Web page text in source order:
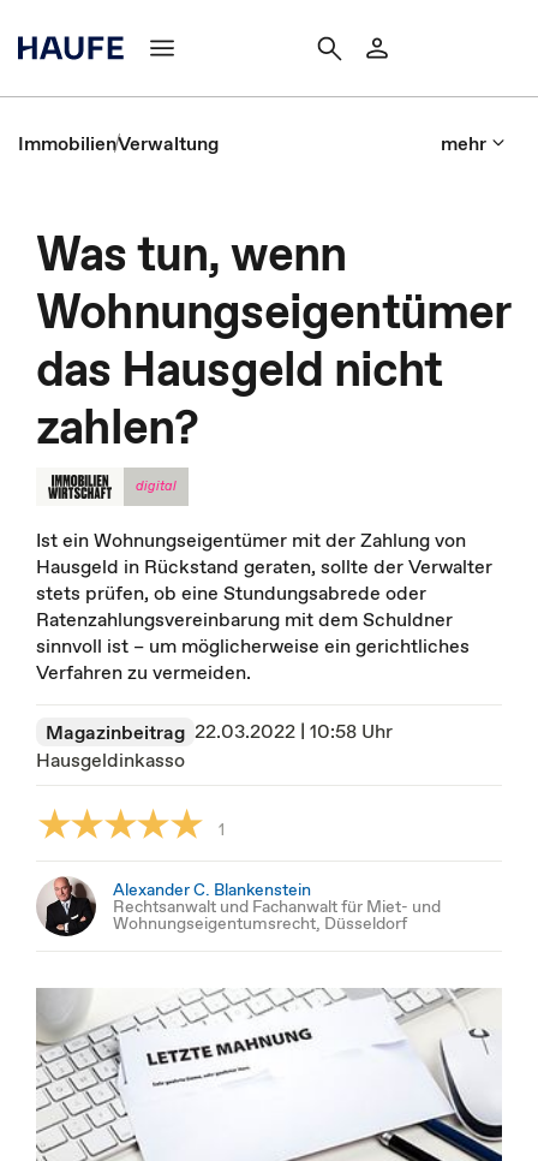
ImmobilienVerwaltung mehr
Was tun, wenn
Wohnungseigentümer
das Hausgeld nicht
zahlen?
digital
Ist ein Wohnungseigentümer mit der Zahlung von
Hausgeld in Rückstand geraten, sollte der Verwalter
stets prüfen, ob eine Stundungsabrede oder
Ratenzahlungsvereinbarung mit dem Schuldner
sinnvoll ist – um möglicherweise ein gerichtliches
Verfahren zu vermeiden.
Magazinbeitrag 22.03.2022 | 10:58 Uhr
Hausgeldinkasso
1
Alexander C. Blankenstein
Rechtsanwalt und Fachanwalt für Miet- und
Wohnungseigentumsrecht, Düsseldorf